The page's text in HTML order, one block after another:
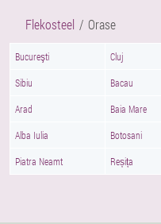
Flekosteel Orase
Bucureşti Cluj
Sibiu Bacau
Arad Baia Mare
Alba Iulia Botosani
Piatra Neamt Reșița